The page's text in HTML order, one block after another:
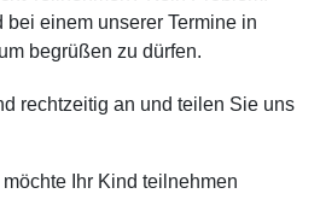
bei einem unserer Termine in
begrüßen zu dürfen.
rechtzeitig an und teilen Sie uns
Ihr Kind teilnehmen